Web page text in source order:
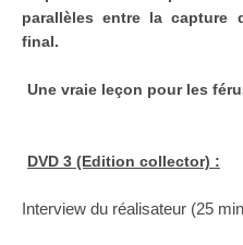
parallèles entre la capture
final.
Une vraie leçon pour les
DVD 3 (Edition collector) :
Interview du réalisateur (25